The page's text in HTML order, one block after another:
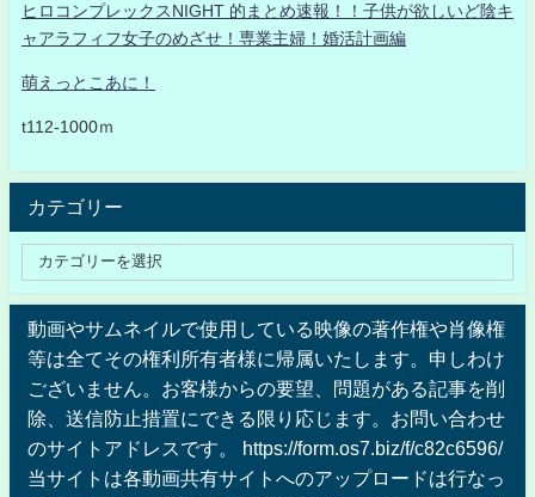
ヒロコンプレックスNIGHT 的まとめ速報！！子供が欲しいど陰キ
ャアラフィフ女子のめざせ！専業主婦！婚活計画編
萌えっとこあに！
t112-1000ｍ
カテゴリー
動画やサムネイルで使用している映像の著作権や肖像権
等は全てその権利所有者様に帰属いたします。申しわけ
ございません。お客様からの要望、問題がある記事を削
除、送信防止措置にできる限り応じます。お問い合わせ
のサイトアドレスです。 https://form.os7.biz/f/c82c6596/
当サイトは各動画共有サイトへのアップロードは行なっ